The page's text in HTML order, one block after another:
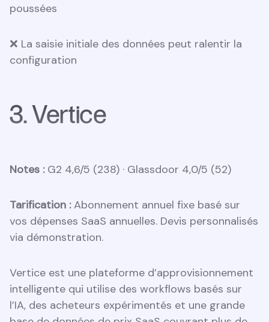
poussées
❌ La saisie initiale des données peut ralentir la
configuration
3. Vertice
Notes :G2 4,6/5 (238) · Glassdoor 4,0/5 (52)
Tarification :Abonnement annuel fixe basé sur
vos dépenses SaaS annuelles. Devis personnalisés
via démonstration.
Vertice est une plateforme d’approvisionnement
intelligente qui utilise des workflows basés sur
l’IA, des acheteurs expérimentés et une grande